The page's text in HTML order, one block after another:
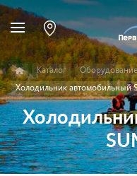
Каталог
Холодильник автомобильный